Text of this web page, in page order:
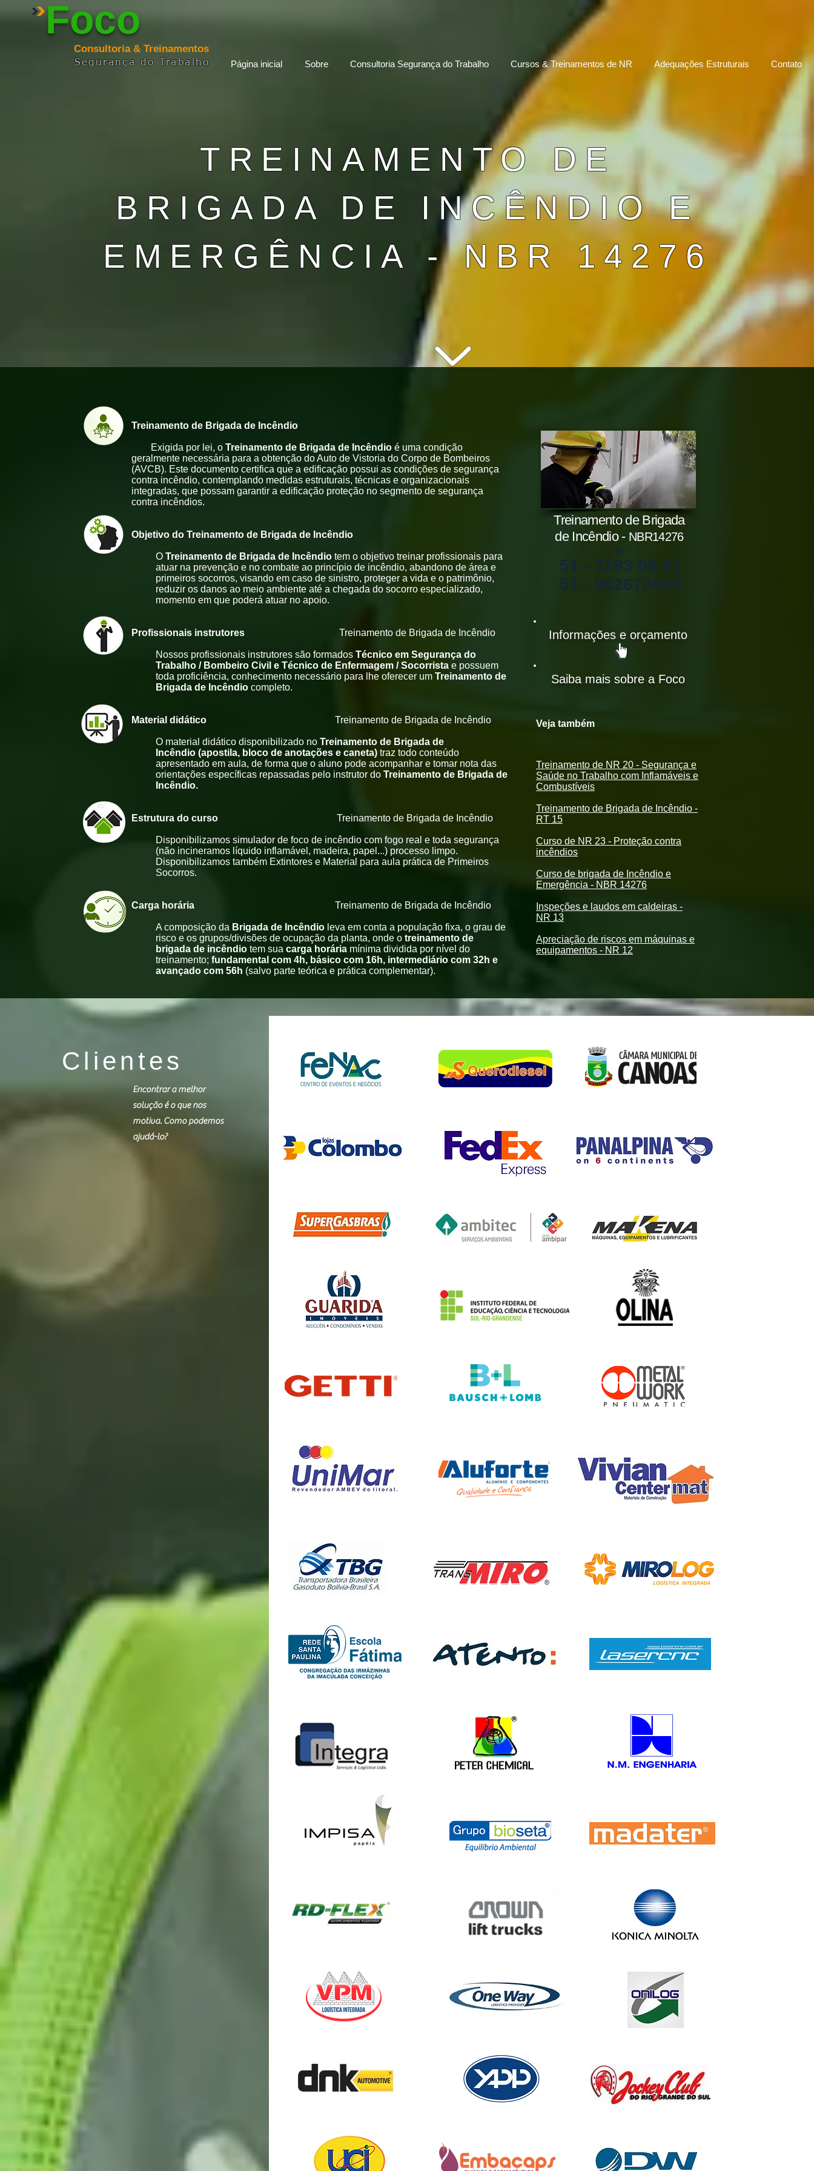
Foco
Consultoria & Treinamentos
Segurançado Trabalho Página inicial Sobre Consultoria Segurança do Trabalho Cursos & Treinamentos de NR Adequações Estruturais Contato
TREINAMENTO DE
BRIGADA DE INCÊNDIO E
EMERGÊNCIA - NBR 14276
51 - 3783 06 91
51 - 982670089
Treinamento de Brigada
de Incêndio - NBR14276
Informações e orçamento
Saiba mais sobre a Foco
Veja também
Treinamento de NR 20 - Segurança e
Saúde no Trabalho com Inflamáveis e
Combustíveis
Treinamento de Brigada de Incêndio -
RT 15
Curso de NR 23 - Proteção contra
incêndios
Curso de brigada de Incêndio e
Emergência - NBR 14276
Inspeções e laudos em caldeiras -
NR 13
Apreciação de riscos em máquinas e
equipamentos - NR 12
Treinamento de Brigada de Incêndio
Exigida por lei, o Treinamento de Brigada de Incêndio é uma condição
geralmente necessária para a obtenção do Auto de Vistoria do Corpo de Bombeiros
(AVCB). Este documento certifica que a edificação possui as condições de segurança
contra incêndio, contemplando medidas estruturais, técnicas e organizacionais
integradas, que possam garantir a edificação proteção no segmento de segurança
contra incêndios.
Objetivo do Treinamento de Brigada de Incêndio
O Treinamento de Brigada de Incêndio tem o objetivo treinar profissionais para
atuar na prevenção e no combate ao princípio de incêndio, abandono de área e
primeiros socorros, visando em caso de sinistro, proteger a vida e o patrimônio,
reduzir os danos ao meio ambiente até a chegada do socorro especializado,
momento em que poderá atuar no apoio.
Profissionais instrutores Treinamento de Brigada de Incêndio
Nossos profissionais instrutores são formados Técnico em Segurança do
Trabalho / Bombeiro Civil e Técnico de Enfermagem / Socorrista e possuem
toda proficiência, conhecimento necessário para lhe oferecer um Treinamento de
Brigada de Incêndio completo.
Material didático Treinamento de Brigada de Incêndio
O material didático disponibilizado no Treinamento de Brigada de
Incêndio (apostila, bloco de anotações e caneta) traz todo conteúdo
apresentado em aula, de forma que o aluno pode acompanhar e tomar nota das
orientações específicas repassadas pelo instrutor do Treinamento de Brigada de
Incêndio.
Estrutura do curso Treinamento de Brigada de Incêndio
Disponibilizamos simulador de foco de incêndio com fogo real e toda segurança
(não incineramos líquido inflamável, madeira, papel...) processo limpo.
Disponibilizamos também Extintores e Material para aula prática de Primeiros
Socorros.
Carga horária Treinamento de Brigada de Incêndio
A composição da Brigada de Incêndio leva em conta a população fixa, o grau de
risco e os grupos/divisões de ocupação da planta, onde o treinamento de
brigada de incêndio tem sua carga horária mínima dividida por nível do
treinamento; fundamental com 4h, básico com 16h, intermediário com 32h e
avançado com 56h (salvo parte teórica e prática complementar).
Clientes
Encontrar a melhor
solução é o que nos
motiva. Como podemos
ajudá-lo?